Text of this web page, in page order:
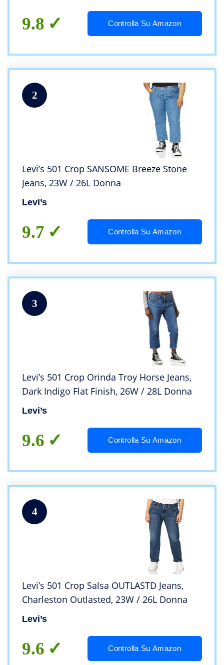
9.8 Controlla Su Amazon
2
Levi’s 501 Crop SANSOME Breeze Stone
Jeans, 23W / 26L Donna
Levi’s
9.7 Controlla Su Amazon
3
Levi’s 501 Crop Orinda Troy Horse Jeans,
Dark Indigo Flat Finish, 26W / 28L Donna
Levi’s
9.6 Controlla Su Amazon
4
Levi’s 501 Crop Salsa OUTLASTD Jeans,
Charleston Outlasted, 23W / 26L Donna
Levi’s
9.6 Controlla Su Amazon